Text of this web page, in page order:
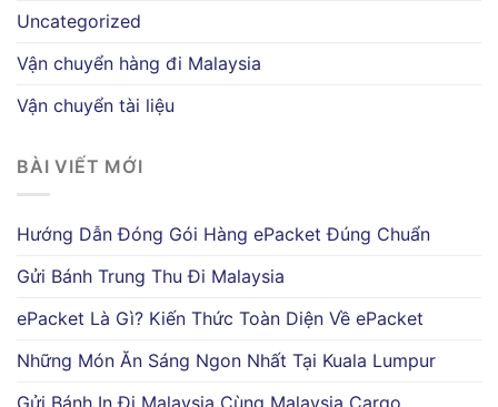
Uncategorized
Vận chuyển hàng đi Malaysia
Vận chuyển tài liệu
BÀI VIẾT MỚI
Hướng Dẫn Đóng Gói Hàng ePacket Đúng Chuẩn
Gửi Bánh Trung Thu Đi Malaysia
ePacket Là Gì? Kiến Thức Toàn Diện Về ePacket
Những Món Ăn Sáng Ngon Nhất Tại Kuala Lumpur
Gửi Bánh In Đi Malaysia Cùng Malaysia Cargo